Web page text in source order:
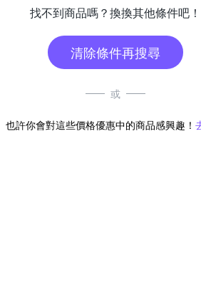
找不到商品嗎？換換其他條件吧！
清除條件再搜尋
或
也許你會對這些價格優惠中的商品感興趣！